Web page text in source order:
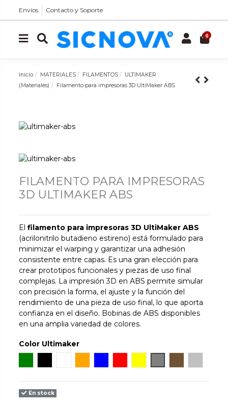
Envíos Contacto y Soporte
0
Inicio MATERIALES FILAMENTOS
ULTIMAKER
(Materiales)
Filamento para impresoras 3D UltiMaker ABS
FILAMENTO PARA IMPRESORAS
3D ULTIMAKER ABS
Elfilamento para impresoras 3D UltiMaker ABS
(acrilonitrilo butadieno estireno) está formulado para
minimizar el warping y garantizar una adhesión
consistente entre capas. Es una gran elección para
crear prototipos funcionales y piezas de uso final
complejas. La impresión 3D en ABS permite simular
con precisión la forma, el ajuste y la función del
rendimiento de una pieza de uso final, lo que aporta
confianza en el diseño. Bobinas de ABS disponibles
en una amplia variedad de colores.
Color Ultimaker
En stock